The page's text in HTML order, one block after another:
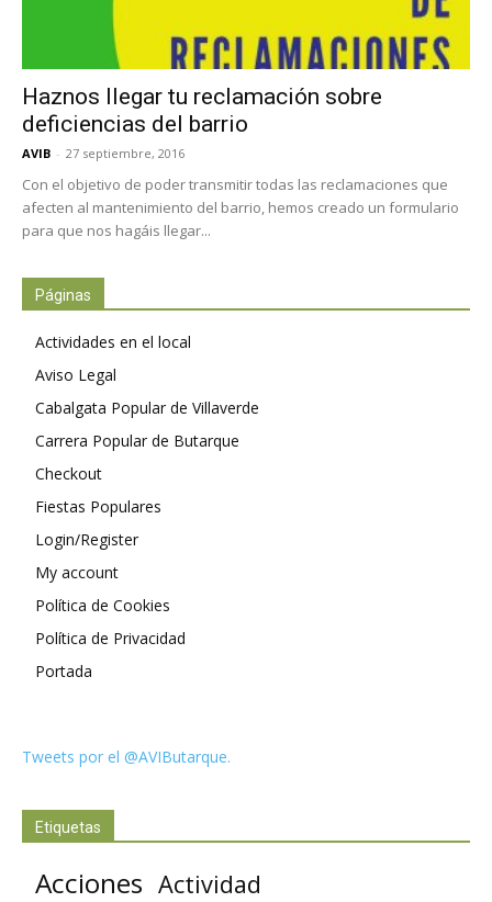
Haznos llegar tu reclamación sobre
deficiencias del barrio
AVIB - 27 septiembre, 2016
Con el objetivo de poder transmitir todas las reclamaciones que
afecten al mantenimiento del barrio, hemos creado un formulario
para que nos hagáis llegar...
Páginas
Actividades en el local
Aviso Legal
Cabalgata Popular de Villaverde
Carrera Popular de Butarque
Checkout
Fiestas Populares
Login/Register
My account
Política de Cookies
Política de Privacidad
Portada
Tweets por el @AVIButarque.
Etiquetas
Acciones Actividad